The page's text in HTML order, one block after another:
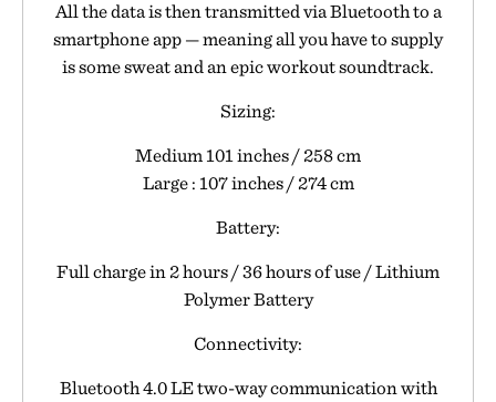
All the data is then transmitted via Bluetooth to a
smartphone app — meaning all you have to supply
is some sweat and an epic workout soundtrack.
Sizing:
Medium 101 inches / 258 cm
Large : 107 inches / 274 cm
Battery:
Full charge in 2 hours / 36 hours of use / Lithium
Polymer Battery
Connectivity:
Bluetooth 4.0 LE two-way communication with